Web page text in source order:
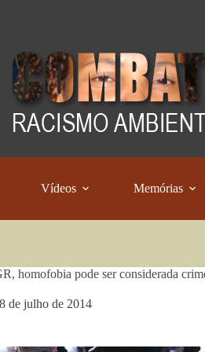
Vídeos Memórias
homofobia pode ser considerada
de julho de 2014